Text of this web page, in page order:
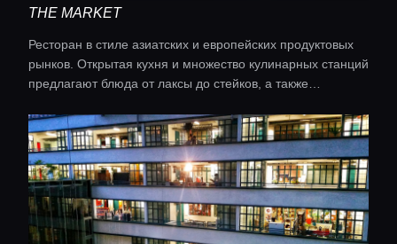
THE MARKET
Ресторан в стиле азиатских и европейских продуктовых
рынков. Открытая кухня и множество кулинарных станций
предлагают блюда от лаксы до стейков, а также